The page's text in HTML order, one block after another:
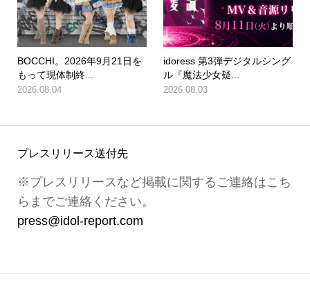
BOCCHI。2026年9月21日を
もって現体制終...
2026.08.04
idoress 第3弾デジタルシング
ル『魔法少女疑...
2026.08.03
プレスリリース送付先
※プレスリリースなど掲載に関するご連絡はこち
らまでご連絡ください。
press@idol-report.com